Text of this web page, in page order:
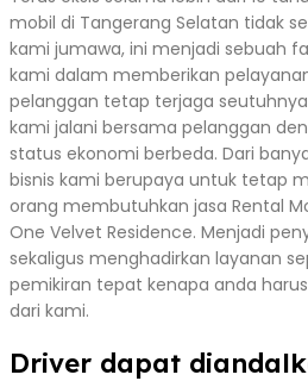
mobil di Tangerang Selatan tidak
kami jumawa, ini menjadi sebuah
kami dalam memberikan
pelanggan tetap terjaga
kami jalani bersama pelanggan
status ekonomi berbeda. Dari
bisnis kami berupaya untuk tetap
orang membutuhkan jasa Rental
One Velvet Residence. Menjadi
sekaligus menghadirkan layanan
pemikiran tepat kenapa anda
dari kami.
Driver dapat